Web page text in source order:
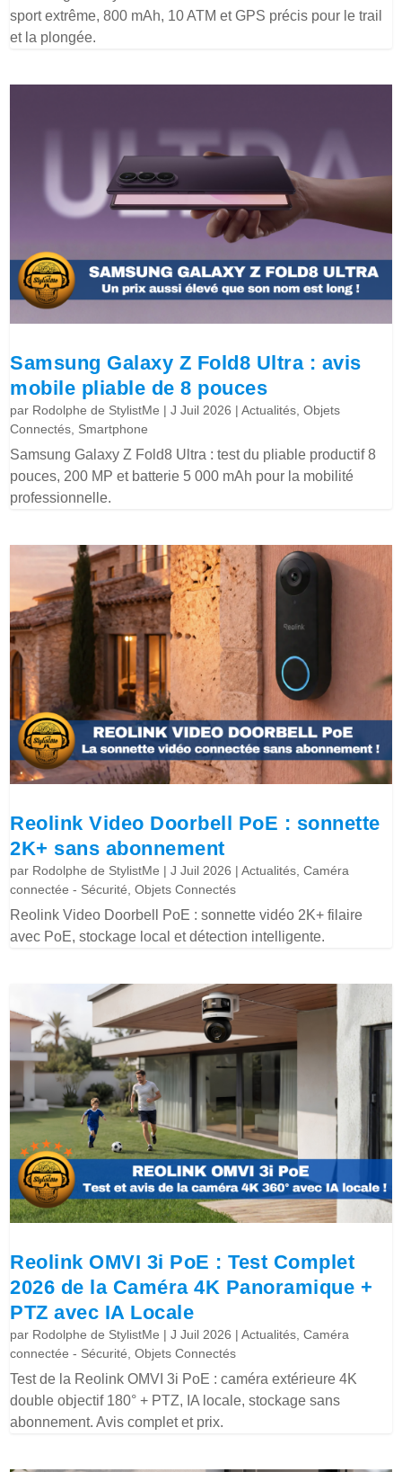
sport extrême, 800 mAh, 10 ATM et GPS précis pour le trail
et la plongée.
Samsung Galaxy Z Fold8 Ultra : avis
mobile pliable de 8 pouces
par Rodolphe de StylistMe |J Juil 2026 |Actualités ,Objets
Connectés Smartphone
Samsung Galaxy Z Fold8 Ultra : test du pliable productif 8
pouces, 200 MP et batterie 5 000 mAh pour la mobilité
professionnelle.
Reolink Video Doorbell PoE : sonnette
2K+ sans abonnement
par Rodolphe de StylistMe |J Juil 2026 |Actualités ,Caméra
connectée - Sécurité ,Objets Connectés
Reolink Video Doorbell PoE : sonnette vidéo 2K+ filaire
avec PoE, stockage local et détection intelligente.
Reolink OMVI 3i PoE : Test Complet
2026 de la Caméra 4K Panoramique +
PTZ avec IA Locale
par Rodolphe de StylistMe |J Juil 2026 |Actualités ,Caméra
connectée - Sécurité ,Objets Connectés
Test de la Reolink OMVI 3i PoE : caméra extérieure 4K
double objectif 180° + PTZ, IA locale, stockage sans
abonnement. Avis complet et prix.